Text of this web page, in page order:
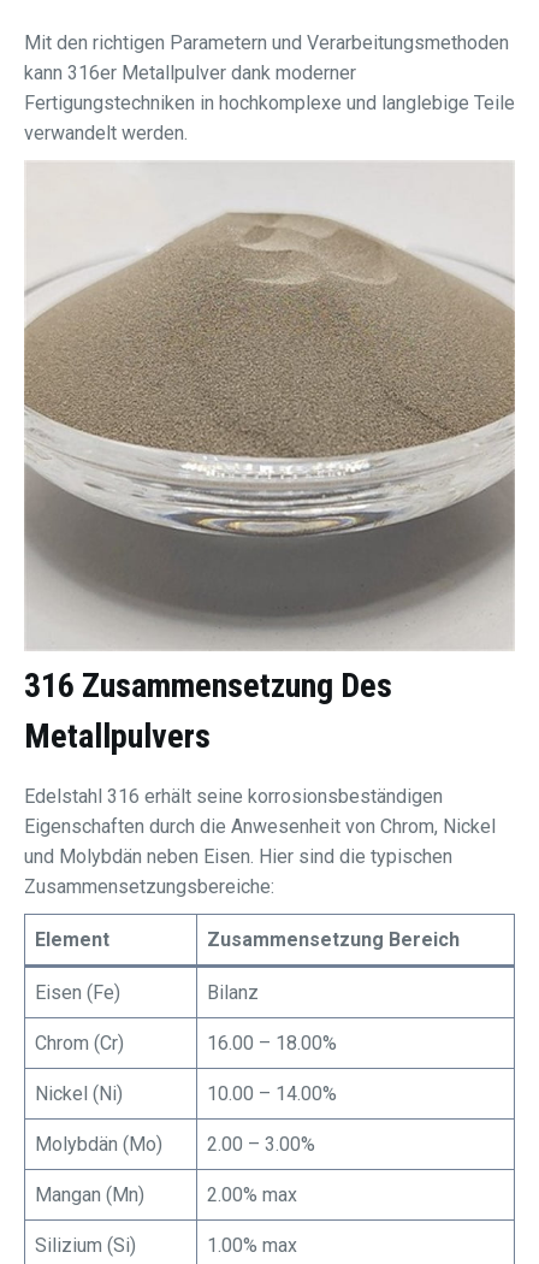
Mit den richtigen Parametern und Verarbeitungsmethoden
kann 316er Metallpulver dank moderner
Fertigungstechniken in hochkomplexe und langlebige Teile
verwandelt werden.
316 Zusammensetzung Des
Metallpulvers
Edelstahl 316 erhält seine korrosionsbeständigen
Eigenschaften durch die Anwesenheit von Chrom, Nickel
und Molybdän neben Eisen. Hier sind die typischen
Zusammensetzungsbereiche:
Element Zusammensetzung Bereich
Eisen (Fe) Bilanz
Chrom (Cr) 16.00 – 18.00%
Nickel (Ni) 10.00 – 14.00%
Molybdän (Mo) 2.00 – 3.00%
Mangan (Mn) 2.00% max
Silizium (Si) 1.00% max